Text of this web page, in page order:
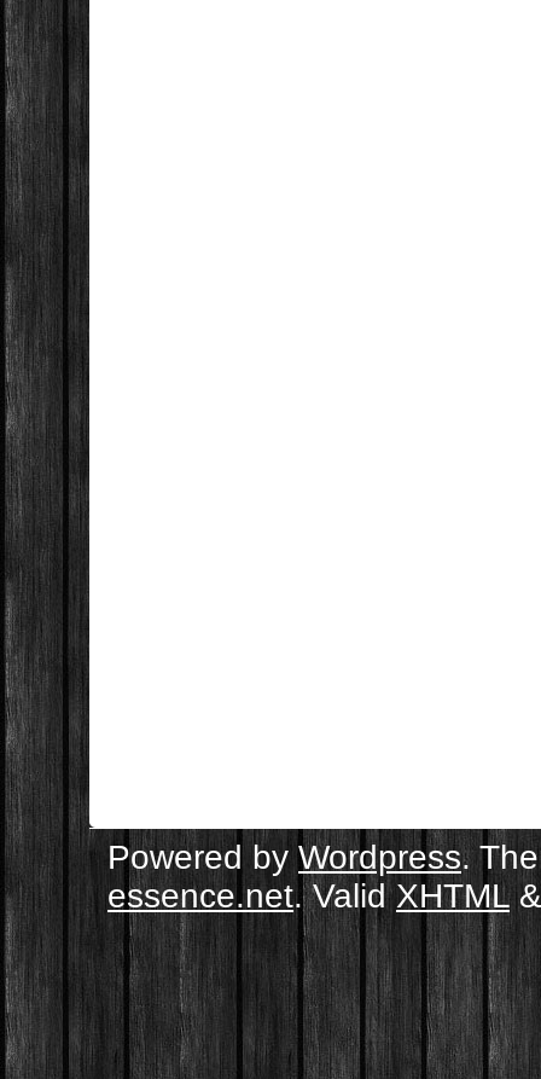
Powered by Wordpress.
essence.net. ValidXHTML